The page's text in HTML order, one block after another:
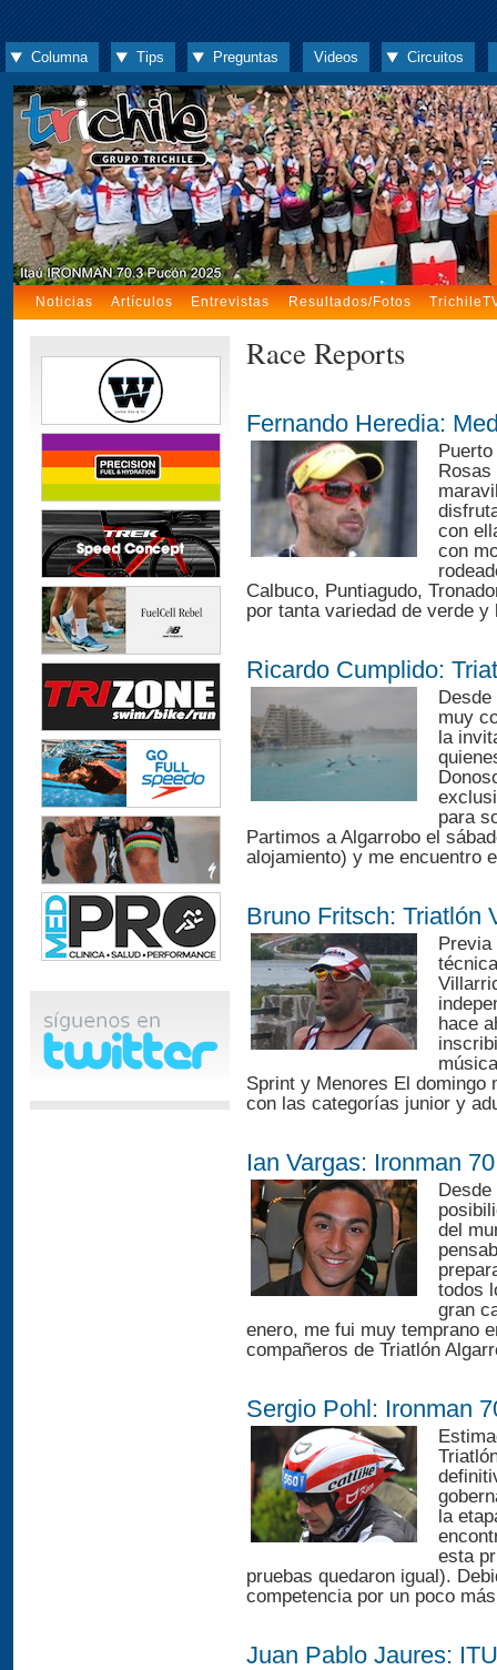
Columna Tips Preguntas Videos Circuitos
Noticias Artículos Entrevistas Resultados/Fotos
Race Reports
Fernando Heredia:
Rosas
con
con
Calbuco, Puntiagudo,
por tanta variedad de verde
Ricardo Cumplido:
muy
la
para
Partimos a Algarrobo el
alojamiento) y me encuentro
Bruno Fritsch: Triatlón
Previa
hace
Sprint y Menores El domingo
con las categorías junior y
Ian Vargas: Ironman
del
todos
gran
enero, me fui muy temprano
compañeros de Triatlón
Sergio Pohl: Ironman
la
esta
pruebas quedaron igual).
competencia por un poco
Juan Pablo Jaures: